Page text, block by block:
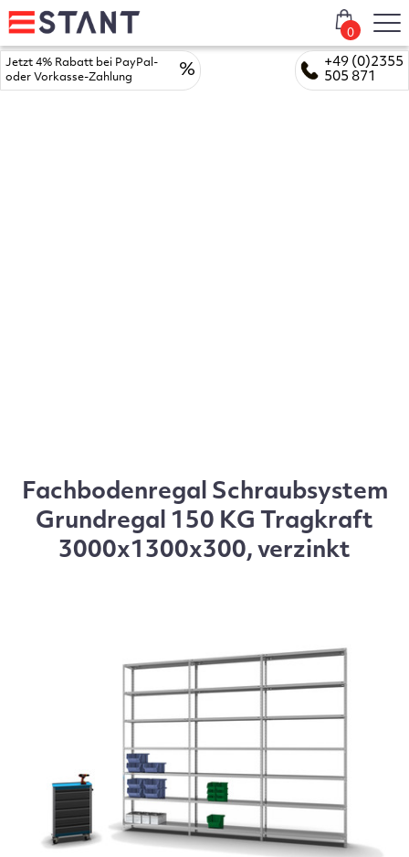
+49 (0)2355
505 871
Jetzt 4% Rabatt bei PayPal-
oder Vorkasse-Zahlung
%
0
Fachbodenregal Schraubsystem
Grundregal 150 KG Tragkraft
3000x1300x300, verzinkt